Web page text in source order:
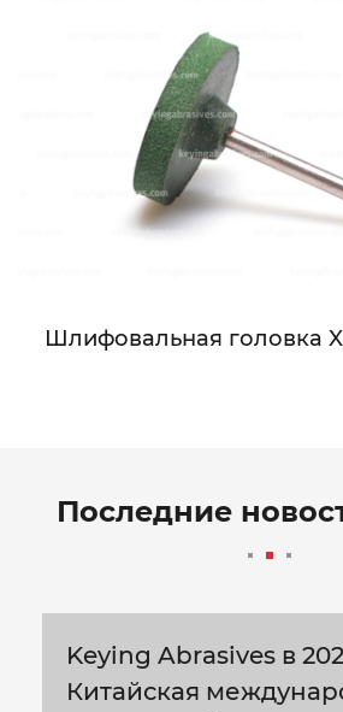
Шлифовальная головка
Последние
Keying Abrasives в
Китайская